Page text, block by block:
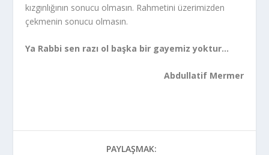
kızgınlığının sonucu olmasın. Rahmetini üzerimizden
çekmenin sonucu olmasın.
Ya Rabbi sen razı ol başka bir gayemiz yoktur…
Abdullatif Mermer
PAYLAŞMAK: